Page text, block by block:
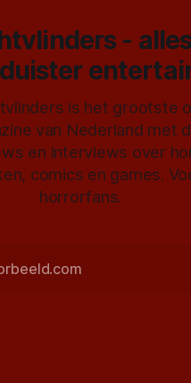
-
is het grootste
van Nederland met
en interviews over
comics en games.
horrorfans.